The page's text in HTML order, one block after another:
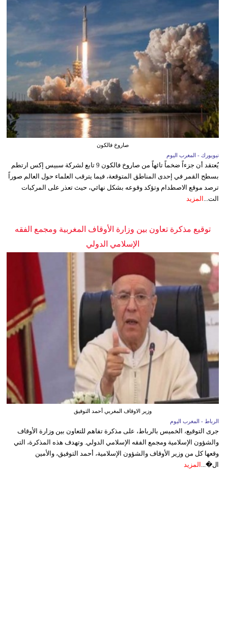
صاروخ فالكون
نيويورك - المغرب اليوم
يُعتقد أن جزءاً ضخماً تائهاً من صاروخ فالكون 9 تابع لشركة سبيس إكس ارتطم
بسطح القمر في إحدى المناطق المتوقعة، فيما يترقب العلماء حول العالم صوراً
ترصد موقع الاصطدام وتؤكد وقوعه بشكل نهائي، حيث تعذر على المركبات
الت... المزيد
توقيع مذكرة تعاون بين وزارة الأوقاف المغربية ومجمع الفقه
الإسلامي الدولي
وزير الاوقاف المغربي أحمد التوفيق
الرباط - المغرب اليوم
جرى التوقيع، الخميس بالرباط، على مذكرة تفاهم للتعاون بين وزارة الأوقاف
والشؤون الإسلامية ومجمع الفقه الإسلامي الدولي. وتهدف هذه المذكرة، التي
وقعها كل من وزير الأوقاف والشؤون الإسلامية، أحمد التوفيق، والأمين
ال�... المزيد